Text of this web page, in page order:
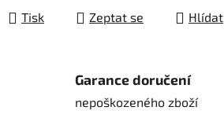
Tisk Zeptat se Hlídat
Garance doručení
nepoškozeného zboží